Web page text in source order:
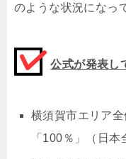
のような状況になっ
公式が発表し
横須賀市エリア
「100％」（日本